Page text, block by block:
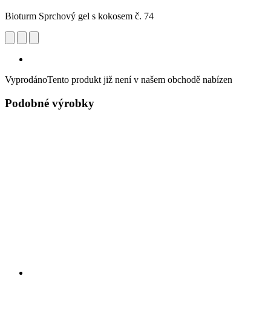
Bioturm Sprchový gel s kokosem č. 74
VyprodánoTento produkt již není v našem obchodě nabízen
Podobné výrobky